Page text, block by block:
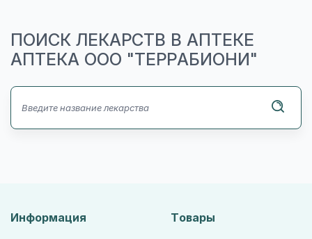
ПОИСК ЛЕКАРСТВ В АПТЕКЕ
АПТЕКА ООО "ТЕРРАБИОНИ"
Информация Товары